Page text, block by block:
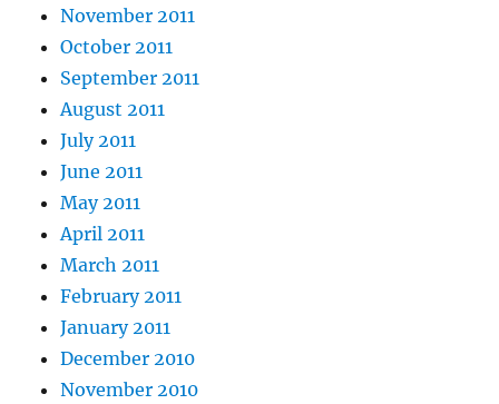
November 2011
October 2011
September 2011
August 2011
July 2011
June 2011
May 2011
April 2011
March 2011
February 2011
January 2011
December 2010
November 2010